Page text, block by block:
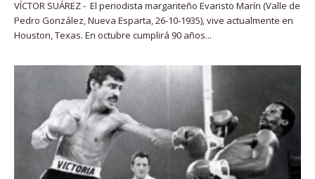
VÍCTOR SUÁREZ - El periodista margariteño Evaristo Marín (Valle de
Pedro González, Nueva Esparta, 26-10-1935), vive actualmente en
Houston, Texas. En octubre cumplirá 90 años...